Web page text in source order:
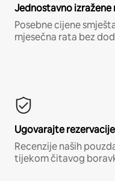
Jednostavno izražene
Posebne cijene
mjesečna rata bez
Ugovarajte
Recenzije naših
tijekom čitavog